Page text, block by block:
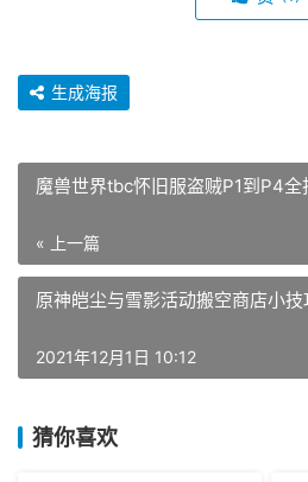
生成海报
魔兽世界tbc怀旧服盗贼P1到P4全
« 上一篇
原神皑尘与雪影活动搬空商店小技
2021年12月1日 10:12
猜你喜欢